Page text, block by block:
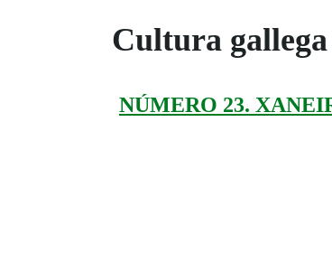
Cultura
NÚMERO 23.